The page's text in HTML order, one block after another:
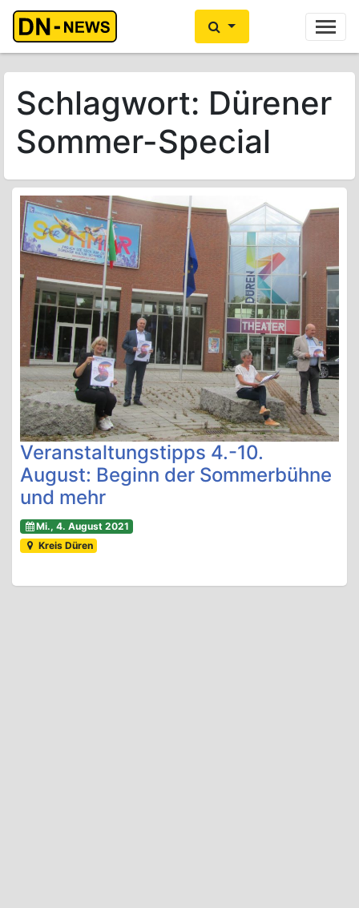
Ihre Anzeige hier? Jetzt informieren
Schlagwort: Dürener
Sommer-Special
Veranstaltungstipps 4.-10.
August: Beginn der Sommerbühne
und mehr
Mi., 4. August 2021
Kreis Düren